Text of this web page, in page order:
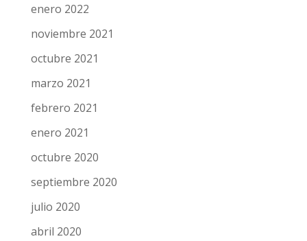
enero 2022
noviembre 2021
octubre 2021
marzo 2021
febrero 2021
enero 2021
octubre 2020
septiembre 2020
julio 2020
abril 2020